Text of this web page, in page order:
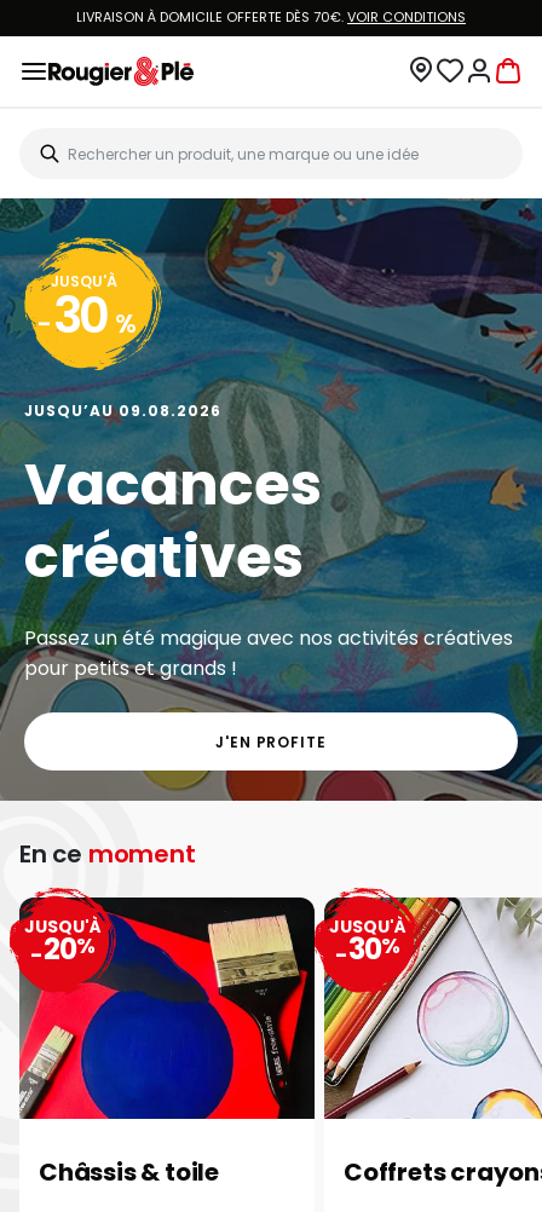
LIVRAISON À DOMICILE OFFERTE DÈS 70€.VOIR CONDITIONS
JUSQU'À
- 30 %
JUSQU’AU 09.08.2026
Vacances
créatives
Passez un été magique avec nos activités créatives
pour petits et grands !
J'EN PROFITE
En ce moment
Châssis & toile
JUSQU'À
-20%
Coffrets
JUSQU'À
-30%